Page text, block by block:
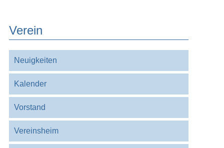
Verein
überspringen
Neuigkeiten
Kalender
Vorstand
Vereinsheim